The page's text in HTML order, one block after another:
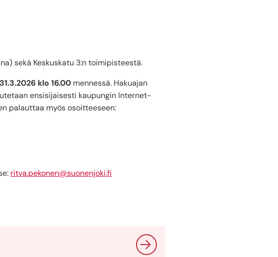
sekä Keskuskatu 3:n toimipisteestä.
31.3.2026 klo 16.00 mennessä. Hakuajan
ensisijaisesti kaupungin Internet-
palauttaa myös osoitteeseen:
ritva.pekonen@suonenjoki.fi